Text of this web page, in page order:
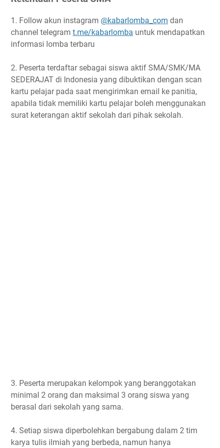
1. Follow akun instagram @kabarlomba_com dan
channel telegram t.me/kabarlomba untuk mendapatkan
informasi lomba terbaru
2. Peserta terdaftar sebagai siswa aktif SMA/SMK/MA
SEDERAJAT di Indonesia yang dibuktikan dengan scan
kartu pelajar pada saat mengirimkan email ke panitia,
apabila tidak memiliki kartu pelajar boleh menggunakan
surat keterangan aktif sekolah dari pihak sekolah.
3. Peserta merupakan kelompok yang beranggotakan
minimal 2 orang dan maksimal 3 orang siswa yang
berasal dari sekolah yang sama.
4. Setiap siswa diperbolehkan bergabung dalam 2 tim
karya tulis ilmiah yang berbeda, namun hanya